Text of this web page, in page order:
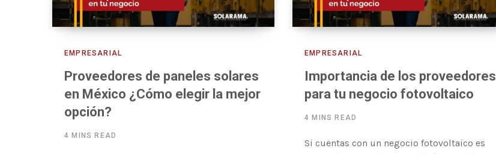
EMPRESARIAL
Proveedores de paneles solares
en México ¿Cómo elegir la mejor
opción?
4 MINS READ
EMPRESARIAL
Importancia de los proveedores
para tu negocio fotovoltaico
4 MINS READ
Si cuentas con un negocio fotovoltaico es